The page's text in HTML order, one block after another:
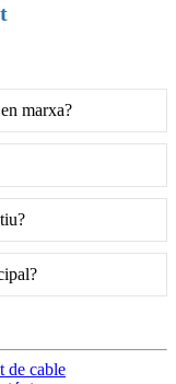
marxa?
de cable